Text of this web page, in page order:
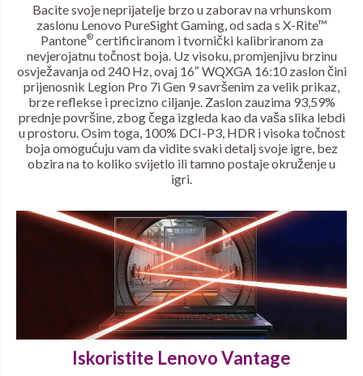
Bacite svoje neprijatelje brzo u zaborav na vrhunskom
zaslonu Lenovo PureSight Gaming, od sada s X-Rite™
Pantone®certificiranom i tvornički kalibriranom za
nevjerojatnu točnost boja. Uz visoku, promjenjivu brzinu
osvježavanja od 240 Hz, ovaj 16″ WQXGA 16:10 zaslon čini
prijenosnik Legion Pro 7i Gen 9 savršenim za velik prikaz,
brze reflekse i precizno ciljanje. Zaslon zauzima 93,59%
prednje površine, ​​zbog čega izgleda kao da vaša slika lebdi
u prostoru. Osim toga, 100% DCI-P3, HDR i visoka točnost
boja omogućuju vam da vidite svaki detalj svoje igre, bez
obzira na to koliko svijetlo ili tamno postaje okruženje u
igri.
Iskoristite Lenovo Vantage